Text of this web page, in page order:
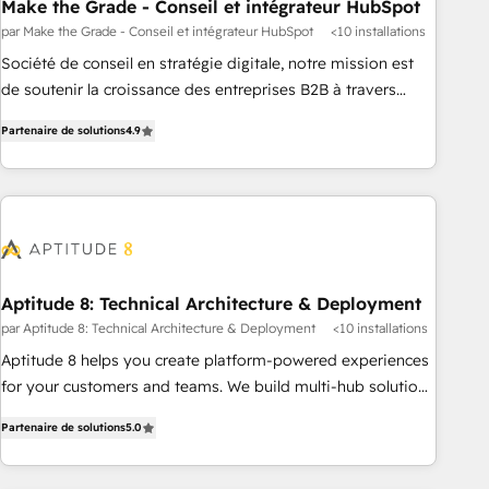
Make the Grade - Conseil et intégrateur HubSpot
par Make the Grade - Conseil et intégrateur HubSpot <10 installations
Société de conseil en stratégie digitale, notre mission est
de soutenir la croissance des entreprises B2B à travers
développement des revenus auprès de vos comptes
existants. En France et à l'international, nous travaillons
avec des ETI ambitieuses, des grands groupes voulant aller
florissantes. Nos 3 grandes expertises sont : ➤ L’intégration
équipes marketing, commerciales et support client (data
migration, synchronisation API, audit et maintenance) ➤ La
création de sites internet de conversion qui transforment
les visiteurs en opportunités d'affaires ➤ La mise en place
automatisation marketing, ABM, IA, emailing) Informations
clés : - 10 ans d'expérience - 100+ intégrations CRM
Partenaire de solutions4.9
Aptitude 8: Technical Architecture & Deployment
par Aptitude 8: Technical Architecture & Deployment <10 installations
Aptitude 8 helps you create platform-powered experiences
for your customers and teams. We build multi-hub solutions
Aptitude 8 is trusted by top brands such as Lenovo,
Bluetooth, International Sports Sciences Association, SXSW,
Partenaire de solutions5.0